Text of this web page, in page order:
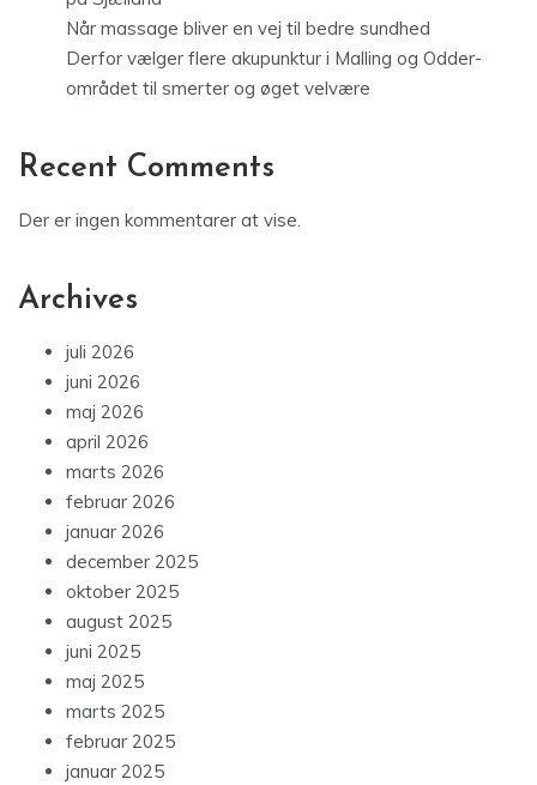
Når massage bliver en vej til bedre sundhed
Derfor vælger flere akupunktur i Malling og Odder-
området til smerter og øget velvære
Recent Comments
Der er ingen kommentarer at vise.
Archives
juli 2026
juni 2026
maj 2026
april 2026
marts 2026
februar 2026
januar 2026
december 2025
oktober 2025
august 2025
juni 2025
maj 2025
marts 2025
februar 2025
januar 2025